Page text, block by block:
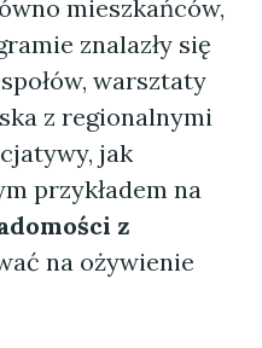
mieszkańców,
znalazły się
warsztaty
z regionalnymi
jak
przykładem na
z
na ożywienie